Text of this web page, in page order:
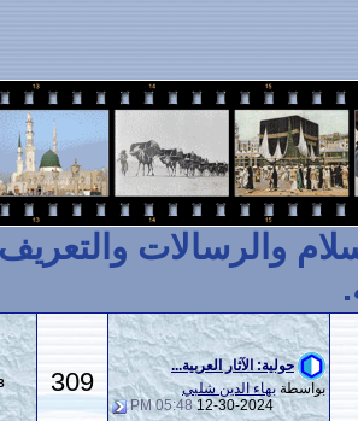
والتعريف بأصولها
309
958